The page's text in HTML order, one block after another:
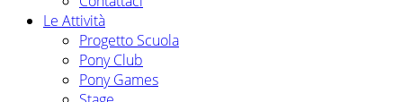
Le Attività
Progetto Scuola
Pony Club
Pony Games